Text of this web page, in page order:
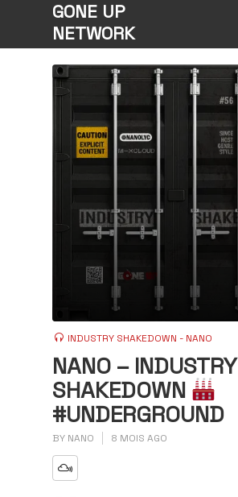
GONE UP
NETWORK
INDUSTRY SHAKEDOWN - NANO
NANO – INDUSTRY
SHAKEDOWN
#UNDERGROUND
BY NANO 8 MOIS AGO